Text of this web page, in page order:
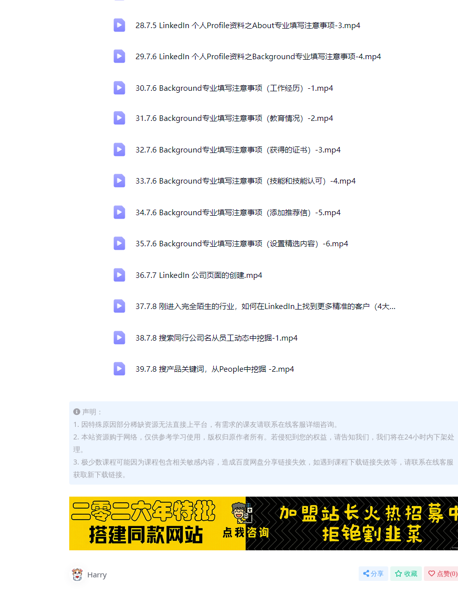
声明：
1. 因特殊原因部分稀缺资源无法直接上平台，有需求的课友请联系在线客服详细咨询。
2. 本站资源购于网络，仅供参考学习使用，版权归原作者所有。若侵犯到您的权益，请告知我们，我们将在24小时内下架处
理。
3. 极少数课程可能因为课程包含相关敏感内容，造成百度网盘分享链接失效，如遇到课程下载链接失效等，请联系在线客服
获取新下载链接。
Harry 分享 收藏 点赞(0)